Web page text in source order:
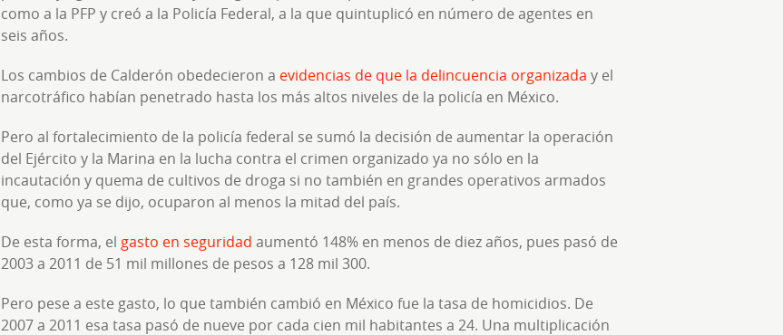
como a la PFP y creó a la Policía Federal, a la que quintuplicó en número de agentes en
seis años.
Los cambios de Calderón obedecieron a evidencias de que la delincuencia organizada y el
narcotráfico habían penetrado hasta los más altos niveles de la policía en México.
Pero al fortalecimiento de la policía federal se sumó la decisión de aumentar la operación
del Ejército y la Marina en la lucha contra el crimen organizado ya no sólo en la
incautación y quema de cultivos de droga si no también en grandes operativos armados
que, como ya se dijo, ocuparon al menos la mitad del país.
De esta forma, el gasto en seguridad aumentó 148% en menos de diez años, pues pasó de
2003 a 2011 de 51 mil millones de pesos a 128 mil 300.
Pero pese a este gasto, lo que también cambió en México fue la tasa de homicidios. De
2007 a 2011 esa tasa pasó de nueve por cada cien mil habitantes a 24. Una multiplicación